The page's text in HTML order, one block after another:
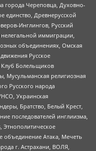
города Череповца, Духовно-
единство, Древнерусской
Инглингов, Русский
иммиграции,
объединениях, Омская
Русское
Клуб Болельщиков
Мусульманская религиозная
Русского народа
Украинская
Братство, Белый Крест,
последователей инглиизма,
Этнополитическое
объединение Атака, Мечеть
г. Астрахани, ВОЛЯ,